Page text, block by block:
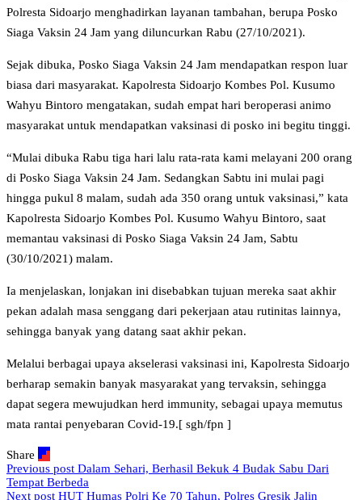
Polresta Sidoarjo menghadirkan layanan tambahan, berupa Posko
Siaga Vaksin 24 Jam yang diluncurkan Rabu (27/10/2021).
Sejak dibuka, Posko Siaga Vaksin 24 Jam mendapatkan respon luar
biasa dari masyarakat. Kapolresta Sidoarjo Kombes Pol. Kusumo
Wahyu Bintoro mengatakan, sudah empat hari beroperasi animo
masyarakat untuk mendapatkan vaksinasi di posko ini begitu tinggi.
“Mulai dibuka Rabu tiga hari lalu rata-rata kami melayani 200 orang
di Posko Siaga Vaksin 24 Jam. Sedangkan Sabtu ini mulai pagi
hingga pukul 8 malam, sudah ada 350 orang untuk vaksinasi,” kata
Kapolresta Sidoarjo Kombes Pol. Kusumo Wahyu Bintoro, saat
memantau vaksinasi di Posko Siaga Vaksin 24 Jam, Sabtu
(30/10/2021) malam.
Ia menjelaskan, lonjakan ini disebabkan tujuan mereka saat akhir
pekan adalah masa senggang dari pekerjaan atau rutinitas lainnya,
sehingga banyak yang datang saat akhir pekan.
Melalui berbagai upaya akselerasi vaksinasi ini, Kapolresta Sidoarjo
berharap semakin banyak masyarakat yang tervaksin, sehingga
dapat segera mewujudkan herd immunity, sebagai upaya memutus
mata rantai penyebaran Covid-19.[ sgh/fpn ]
Share
Previous post Dalam Sehari, Berhasil Bekuk 4 Budak Sabu Dari
Tempat Berbeda
Next post HUT Humas Polri Ke 70 Tahun, Polres Gresik Jalin